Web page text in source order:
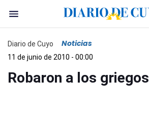
Diario de Cuyo Noticias
11 de junio de 2010 - 00:00
Robaron a los griegos